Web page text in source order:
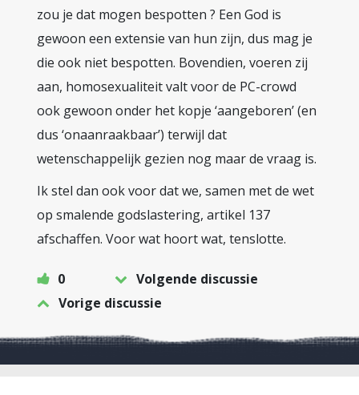
zou je dat mogen bespotten ? Een God is
gewoon een extensie van hun zijn, dus mag je
die ook niet bespotten. Bovendien, voeren zij
aan, homosexualiteit valt voor de PC-crowd
ook gewoon onder het kopje ‘aangeboren’ (en
dus ‘onaanraakbaar’) terwijl dat
wetenschappelijk gezien nog maar de vraag is.
Ik stel dan ook voor dat we, samen met de wet
op smalende godslastering, artikel 137
afschaffen. Voor wat hoort wat, tenslotte.
0
Volgende discussie
Vorige discussie